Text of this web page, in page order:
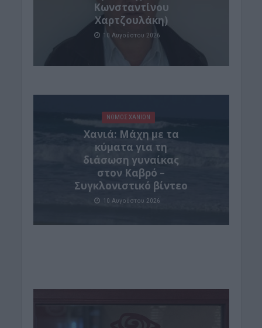
Κωνσταντίνου
Χαρτζουλάκη)
10 Αυγούστου 2026
ΝΟΜΌΣ ΧΑΝΊΩΝ
Χανιά: Μάχη με τα
κύματα για τη
διάσωση γυναίκας
στον Καβρό –
Συγκλονιστικό βίντεο
10 Αυγούστου 2026